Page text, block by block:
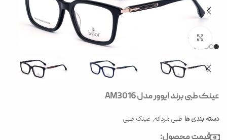
بزرگنمایی تصویر
عینک طبی برند ایوور مدل AM3016
دسته بندی ها طبی مردانه, عینک طبی
قیمت محصول: